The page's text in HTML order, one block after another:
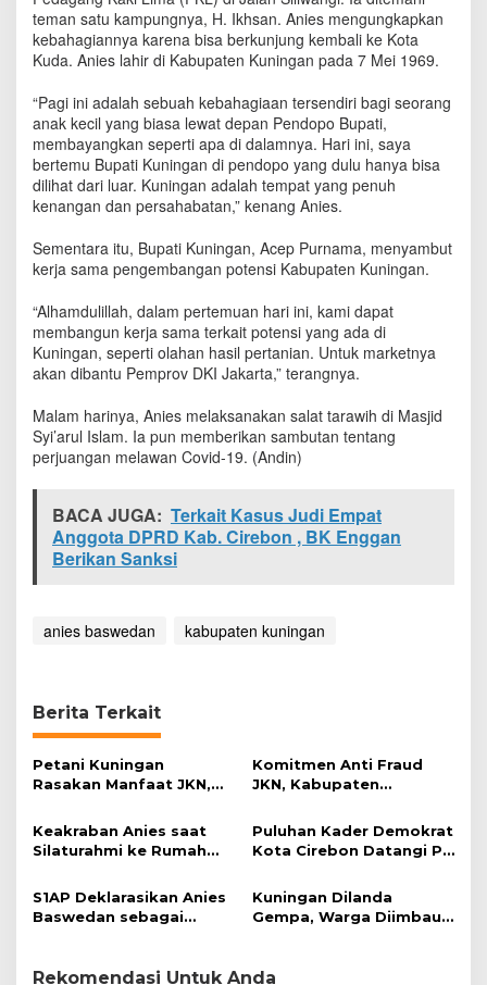
a
d
a
d
i
K
u
n
i
n
a
n
teman satu kampungnya, H. Ikhsan. Anies mengungkapkan
kebahagiannya karena bisa berkunjung kembali ke Kota
Kuda. Anies lahir di Kabupaten Kuningan pada 7 Mei 1969.
“Pagi ini adalah sebuah kebahagiaan tersendiri bagi seorang
anak kecil yang biasa lewat depan Pendopo Bupati,
membayangkan seperti apa di dalamnya. Hari ini, saya
bertemu Bupati Kuningan di pendopo yang dulu hanya bisa
dilihat dari luar. Kuningan adalah tempat yang penuh
kenangan dan persahabatan,” kenang Anies.
Sementara itu, Bupati Kuningan, Acep Purnama, menyambut
kerja sama pengembangan potensi Kabupaten Kuningan.
“Alhamdulillah, dalam pertemuan hari ini, kami dapat
membangun kerja sama terkait potensi yang ada di
Kuningan, seperti olahan hasil pertanian. Untuk marketnya
akan dibantu Pemprov DKI Jakarta,” terangnya.
Malam harinya, Anies melaksanakan salat tarawih di Masjid
Syi’arul Islam. Ia pun memberikan sambutan tentang
perjuangan melawan Covid-19. (Andin)
BACA JUGA: Terkait Kasus Judi Empat
Anggota DPRD Kab. Cirebon , BK Enggan
Berikan Sanksi
anies baswedan kabupaten kuningan
Berita Terkait
Petani Kuningan
Rasakan Manfaat JKN,
Kesehatan Lebih Praktis
Komitmen Anti Fraud
JKN, Kabupaten
Penghargaan INAHAFF
2025
Keakraban Anies saat
Silaturahmi ke Rumah
Puluhan Kader Demokrat
Kota Cirebon Datangi PN
S1AP Deklarasikan Anies
Baswedan sebagai
Kuningan Dilanda
Gempa, Warga Diimbau
Rekomendasi Untuk Anda